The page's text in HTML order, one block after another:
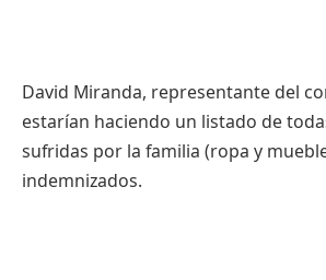
David Miranda, representante del
estarían haciendo un listado de
sufridas por la familia (ropa y
indemnizados.